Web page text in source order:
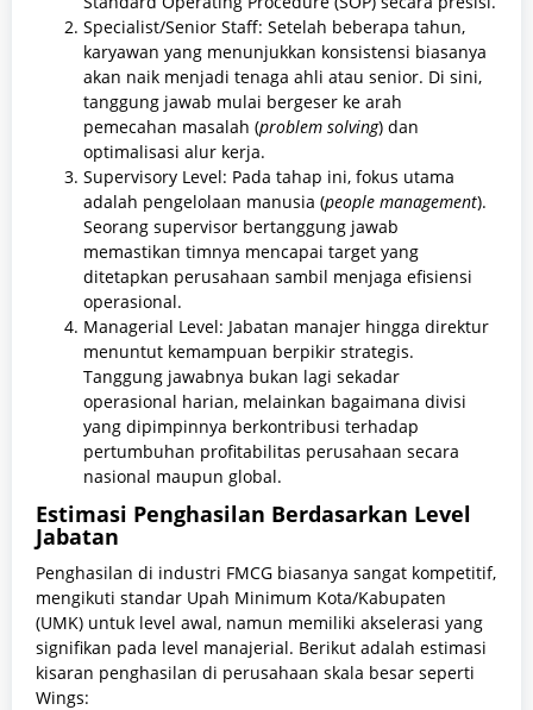
Specialist/Senior Staff: Setelah beberapa tahun,
karyawan yang menunjukkan konsistensi biasanya
akan naik menjadi tenaga ahli atau senior. Di sini,
tanggung jawab mulai bergeser ke arah
pemecahan masalah (problem solving) dan
optimalisasi alur kerja.
Supervisory Level: Pada tahap ini, fokus utama
adalah pengelolaan manusia (people management).
Seorang supervisor bertanggung jawab
memastikan timnya mencapai target yang
ditetapkan perusahaan sambil menjaga efisiensi
operasional.
Managerial Level: Jabatan manajer hingga direktur
menuntut kemampuan berpikir strategis.
Tanggung jawabnya bukan lagi sekadar
operasional harian, melainkan bagaimana divisi
yang dipimpinnya berkontribusi terhadap
pertumbuhan profitabilitas perusahaan secara
nasional maupun global.
Estimasi Penghasilan Berdasarkan Level
Jabatan
Penghasilan di industri FMCG biasanya sangat kompetitif,
mengikuti standar Upah Minimum Kota/Kabupaten
(UMK) untuk level awal, namun memiliki akselerasi yang
signifikan pada level manajerial. Berikut adalah estimasi
kisaran penghasilan di perusahaan skala besar seperti
Wings: